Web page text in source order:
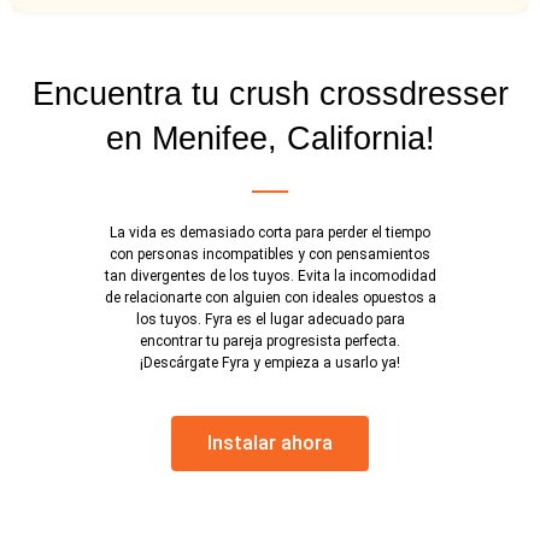
Encuentra tu crush crossdresser
en Menifee, California!
La vida es demasiado corta para perder el tiempo
con personas incompatibles y con pensamientos
tan divergentes de los tuyos. Evita la incomodidad
de relacionarte con alguien con ideales opuestos a
los tuyos. Fyra es el lugar adecuado para
encontrar tu pareja progresista perfecta.
¡Descárgate Fyra y empieza a usarlo ya!
Instalar ahora